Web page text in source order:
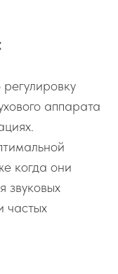
аппарата
когда они
звуковых
частых